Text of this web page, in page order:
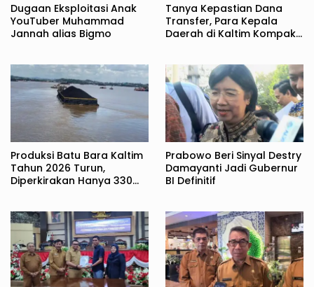
Dugaan Eksploitasi Anak
YouTuber Muhammad
Jannah alias Bigmo
Tanya Kepastian Dana
Transfer, Para Kepala
Daerah di Kaltim Kompak
Produksi Batu Bara Kaltim
Tahun 2026 Turun,
Diperkirakan Hanya 330
Prabowo Beri Sinyal Destry
Damayanti Jadi Gubernur
BI Definitif